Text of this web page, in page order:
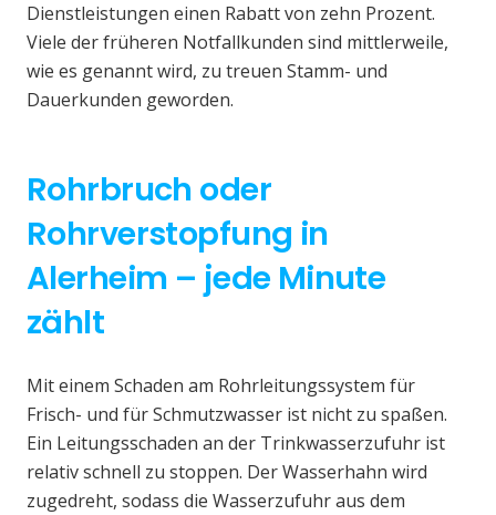
Dienstleistungen einen Rabatt von zehn Prozent.
Viele der früheren Notfallkunden sind mittlerweile,
wie es genannt wird, zu treuen Stamm- und
Dauerkunden geworden.
Rohrbruch oder
Rohrverstopfung in
Alerheim – jede Minute
zählt
Mit einem Schaden am Rohrleitungssystem für
Frisch- und für Schmutzwasser ist nicht zu spaßen.
Ein Leitungsschaden an der Trinkwasserzufuhr ist
relativ schnell zu stoppen. Der Wasserhahn wird
zugedreht, sodass die Wasserzufuhr aus dem